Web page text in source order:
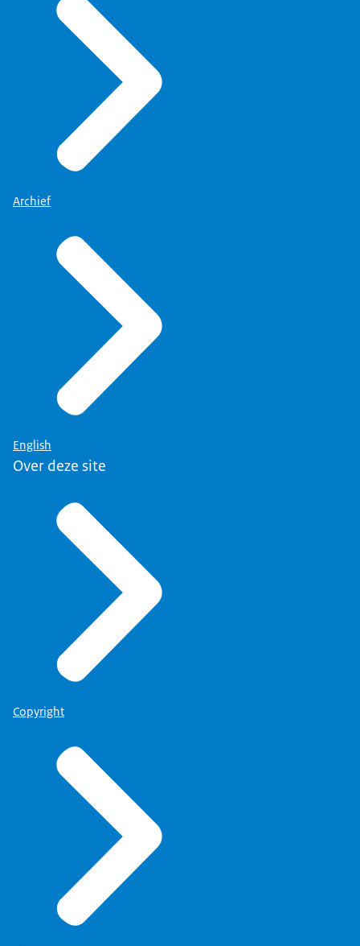
Archief
English
Over deze site
Copyright